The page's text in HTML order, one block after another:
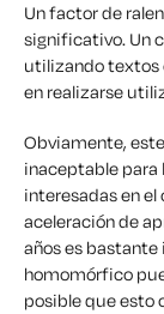
Un factor de
significativo. Un
utilizando textos
en realizarse
Obviamente,
inaceptable para
interesadas en
aceleración de
años es
homomórfico
posible que esto